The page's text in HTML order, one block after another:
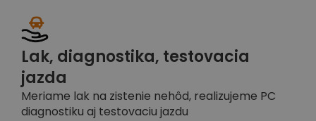
Lak, diagnostika, testovacia
jazda
Meriame lak na zistenie nehôd, realizujeme PC
diagnostiku aj testovaciu jazdu